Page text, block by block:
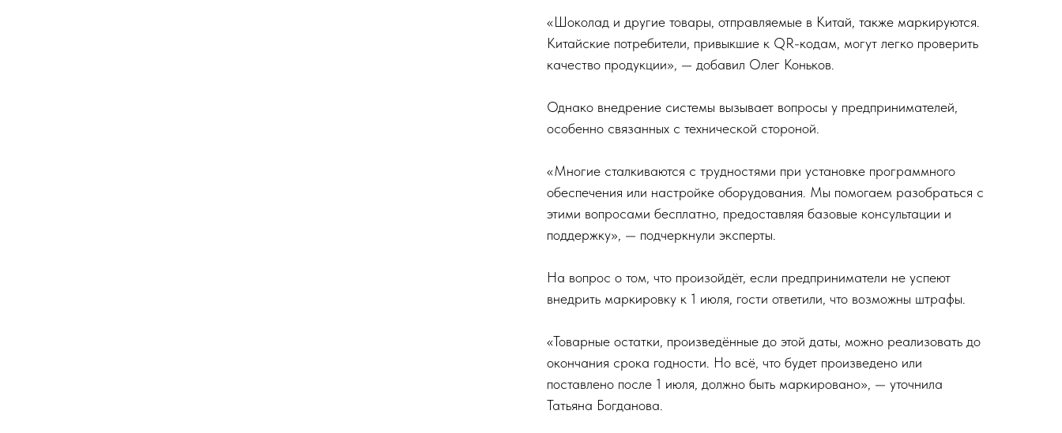
«Шоколад и другие товары, отправляемые в Китай, также маркируются.
Китайские потребители, привыкшие к QR-кодам, могут легко проверить
качество продукции», — добавил Олег Коньков.
Однако внедрение системы вызывает вопросы у предпринимателей,
особенно связанных с технической стороной.
«Многие сталкиваются с трудностями при установке программного
обеспечения или настройке оборудования. Мы помогаем разобраться с
этими вопросами бесплатно, предоставляя базовые консультации и
поддержку», — подчеркнули эксперты.
На вопрос о том, что произойдёт, если предприниматели не успеют
внедрить маркировку к 1 июля, гости ответили, что возможны штрафы.
«Товарные остатки, произведённые до этой даты, можно реализовать до
окончания срока годности. Но всё, что будет произведено или
поставлено после 1 июля, должно быть маркировано», — уточнила
Татьяна Богданова.